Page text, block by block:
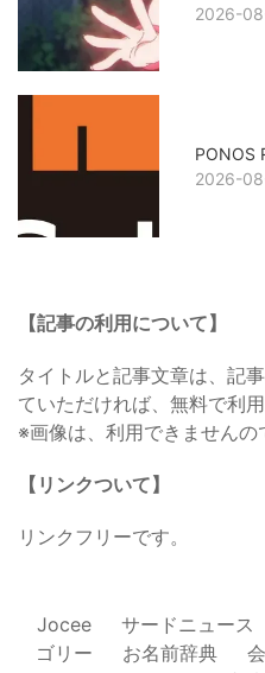
2026-
PONOS
2026-
【記事の利用について】
タイトルと記事文章は、記
ていただければ、無料で利用
※画像は、利用できませんの
【リンクついて】
リンクフリーです。
Jocee サードニュース
ゴリー
お名前辞典